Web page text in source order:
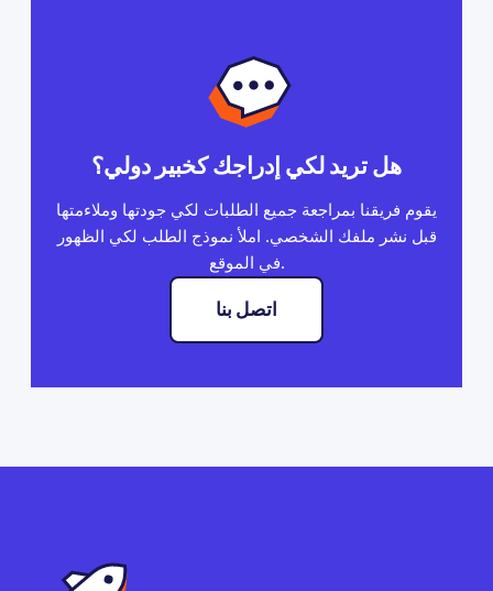
هل تريد لكي إدراجك كخبير دولي؟
يقوم فريقنا بمراجعة جميع الطلبات لكي جودتها وملاءمتها
قبل نشر ملفك الشخصي. املأ نموذج الطلب لكي الظهور
في الموقع.
اتصل بنا